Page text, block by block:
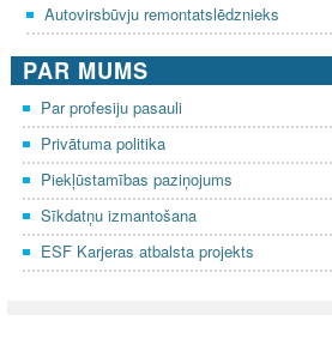
Autovirsbūvju remontatslēdznieks
PAR MUMS
Par profesiju pasauli
Privātuma politika
Piekļūstamības paziņojums
Sīkdatņu izmantošana
ESF Karjeras atbalsta projekts